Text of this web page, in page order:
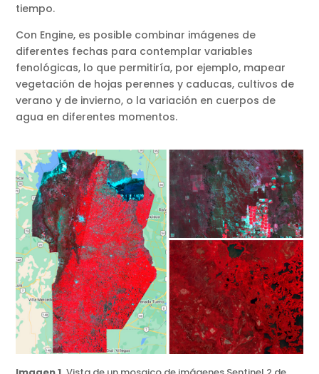
tiempo.
Con Engine, es posible combinar imágenes de
diferentes fechas para contemplar variables
fenológicas, lo que permitiría, por ejemplo, mapear
vegetación de hojas perennes y caducas, cultivos de
verano y de invierno, o la variación en cuerpos de
agua en diferentes momentos.